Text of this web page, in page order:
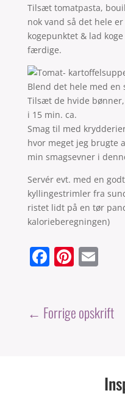
Tilsæt tomatpasta,
nok vand så det hele
kogepunktet & lad
færdige.
Blend det hele med en
Tilsæt de hvide
i 15 min. ca.
Smag til med
hvor meget jeg brugte
min smagsevner i
Servér evt. med en
kyllingestrimler fra
ristet lidt på en tør
kalorieberegningen)
F
e
Pi
e
E
l
← Forrige opskrift